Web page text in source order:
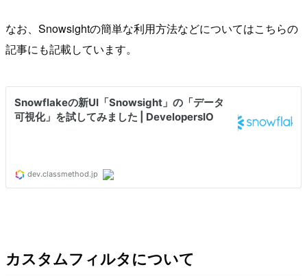
なお、Snowsightの簡単な利用方法などについてはこちらの
記事にも記載しています。
カスタムフィルタについて